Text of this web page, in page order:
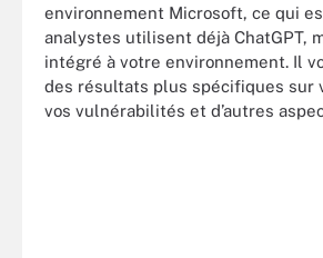
environnement Microsoft, ce qui
analystes utilisent déjà ChatGPT,
intégré à votre environnement. Il
des résultats plus spécifiques sur
vos vulnérabilités et d’autres